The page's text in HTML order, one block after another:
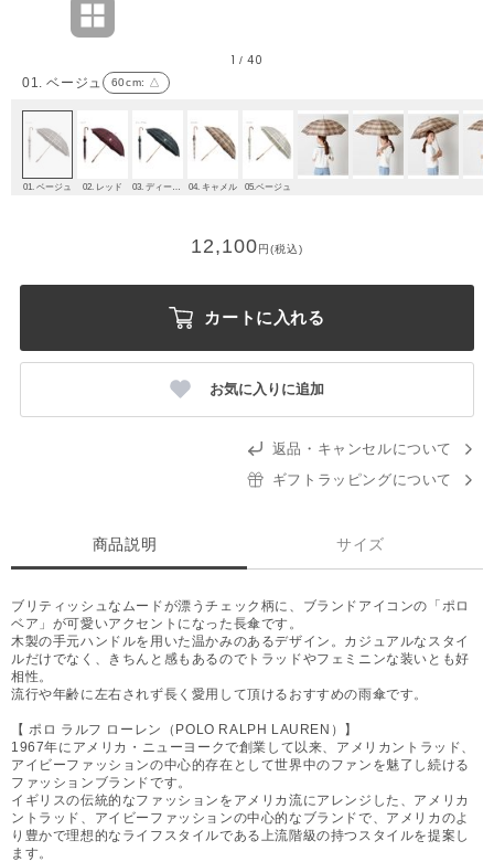
01. ベージュ 60cm: △
1 /40
01. ベージュ 02. レッド 04. キャメル 05.ベージュ
12,100円(税込)
カートに入れる
お気に入りに追加
返品・キャンセルについて
ギフトラッピングについて
商品説明 サイズ
ブリティッシュなムードが漂うチェック柄に、ブランドアイコンの「ポロ
ベア」が可愛いアクセントになった長傘です。
木製の手元ハンドルを用いた温かみのあるデザイン。カジュアルなスタイ
ルだけでなく、きちんと感もあるのでトラッドやフェミニンな装いとも好
相性。
流行や年齢に左右されず長く愛用して頂けるおすすめの雨傘です。
【 ポロ ラルフ ローレン（POLO RALPH LAUREN）】
1967年にアメリカ・ニューヨークで創業して以来、アメリカントラッド、
アイビーファッションの中心的存在として世界中のファンを魅了し続ける
ファッションブランドです。
イギリスの伝統的なファッションをアメリカ流にアレンジした、アメリカ
ントラッド、アイビーファッションの中心的なブランドで、アメリカのよ
り豊かで理想的なライフスタイルである上流階級の持つスタイルを提案し
ます。